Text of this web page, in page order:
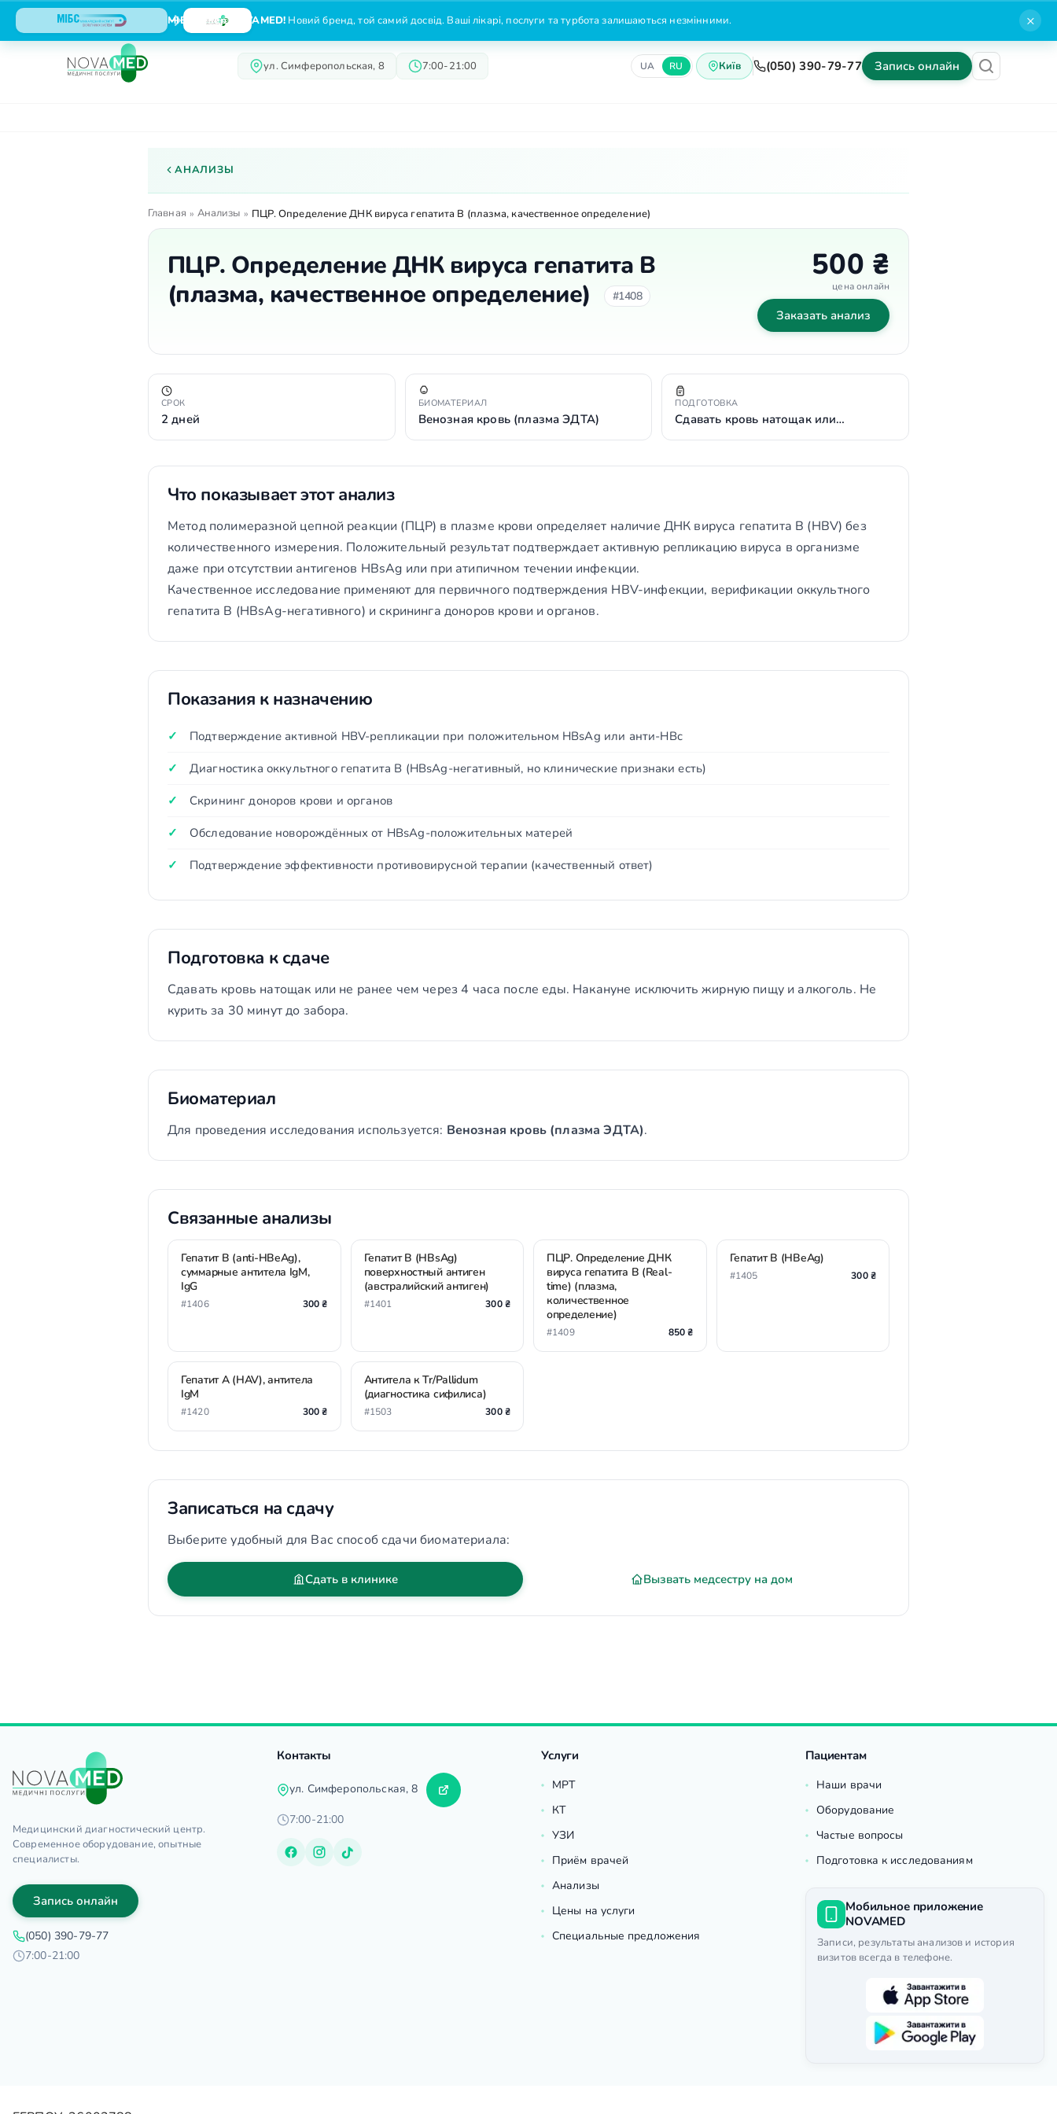
МІБС тепер NOVAMED! Новий бренд, той самий досвід. Ваші лікарі, послуги та турбота залишаються незмінними. ×
ул. Симферопольская, 8 7:00-21:00 UA RU Київ (050) 390-79-77 Запись онлайн
АНАЛИЗЫ
Главная » Анализы » ПЦР. Определение ДНК вируса гепатита B (плазма, качественное определение)
ПЦР. Определение ДНК вируса гепатита B
(плазма, качественное определение)
#1408
500 ₴
цена онлайн
Заказать анализ
СРОК
2 дней
БИОМАТЕРИАЛ
Венозная кровь (плазма ЭДТА)
ПОДГОТОВКА
Сдавать кровь натощак или…
Что показывает этот анализ
Метод полимеразной цепной реакции (ПЦР) в плазме крови определяет наличие ДНК вируса гепатита B (HBV) без
количественного измерения. Положительный результат подтверждает активную репликацию вируса в организме
даже при отсутствии антигенов HBsAg или при атипичном течении инфекции.
Качественное исследование применяют для первичного подтверждения HBV-инфекции, верификации оккультного
гепатита B (HBsAg-негативного) и скрининга доноров крови и органов.
Показания к назначению
Подтверждение активной HBV-репликации при положительном HBsAg или анти-HBc
Диагностика оккультного гепатита B (HBsAg-негативный, но клинические признаки есть)
Скрининг доноров крови и органов
Обследование новорождённых от HBsAg-положительных матерей
Подтверждение эффективности противовирусной терапии (качественный ответ)
Подготовка к сдаче
Сдавать кровь натощак или не ранее чем через 4 часа после еды. Накануне исключить жирную пищу и алкоголь. Не
курить за 30 минут до забора.
Биоматериал
Для проведения исследования используется: Венозная кровь (плазма ЭДТА).
Связанные анализы
Гепатит В (anti-HBeAg),
суммарные антитела IgM,
IgG
#1406 300 ₴
Гепатит В (HBsAg)
поверхностный антиген
(австралийский антиген)
#1401 300 ₴
ПЦР. Определение ДНК
вируса гепатита B (Real-
time) (плазма,
количественное
определение)
#1409 850 ₴
Гепатит В (HBeAg)
#1405 300 ₴
Гепатит А (HAV), антитела
IgМ
#1420 300 ₴
Антитела к Tr/Pallidum
(диагностика сифилиса)
#1503 300 ₴
Записаться на сдачу
Выберите удобный для Вас способ сдачи биоматериала:
Сдать в клинике Вызвать медсестру на дом
Медицинский диагностический центр.
Современное оборудование, опытные
специалисты.
Запись онлайн
(050) 390-79-77
7:00-21:00
Контакты
ул. Симферопольская, 8
7:00-21:00
Услуги
МРТ
КТ
УЗИ
Приём врачей
Анализы
Цены на услуги
Специальные предложения
Пациентам
Наши врачи
Оборудование
Частые вопросы
Подготовка к исследованиям
Мобильное приложение
NOVAMED
Записи, результаты анализов и история
визитов всегда в телефоне.